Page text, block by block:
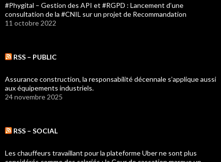
#Phygital – Gestion des API et #RGPD : Lancement d’une
consultation de la #CNIL sur un projet de Recommandation
11 octobre 2022
RSS – PUBLIC
Assurance construction, la responsabilité décennale s’applique aussi
aux équipements industriels.
24 novembre 2025
RSS – SOCIAL
Les chauffeurs travaillant pour la plateforme Uber ne sont plus